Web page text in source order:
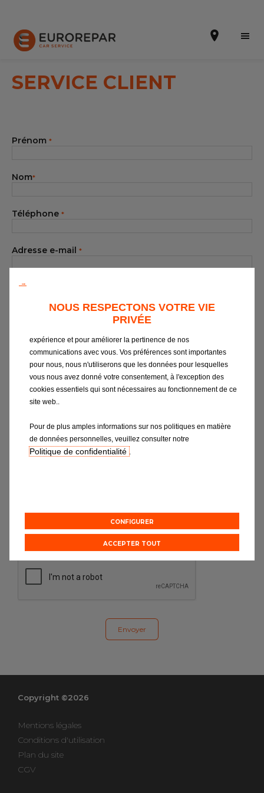
Notre enseigne
Nos promotions
Nos prestations
Notre gamme de pièces
Contactez nous
Tous les garages
SERVICE CLIENT
EUROREPAR CAR SERVICE ou être contacté par notre
service Relation Clientèle, nous vous invitons à
renseigner le formulaire.
Prénom *
Nom*
Téléphone *
Adresse e-mail *
Votre garage
Objet de votre message
Votre message
Copyright ©2026
Mentions légales
Conditions d'utilisation
Plan du site
CGV
→
NOUS RESPECTONS VOTRE VIE
PRIVÉE
expérience et pour améliorer la pertinence de nos
communications avec vous. Vos préférences sont importantes
pour nous, nous n'utiliserons que les données pour lesquelles
vous nous avez donné votre consentement, à l'exception des
cookies essentiels qui sont nécessaires au fonctionnement de ce
site web..
Pour de plus amples informations sur nos politiques en matière
de données personnelles, veuillez consulter notre
Politique de confidentialité .
CONFIGURER
ACCEPTER TOUT